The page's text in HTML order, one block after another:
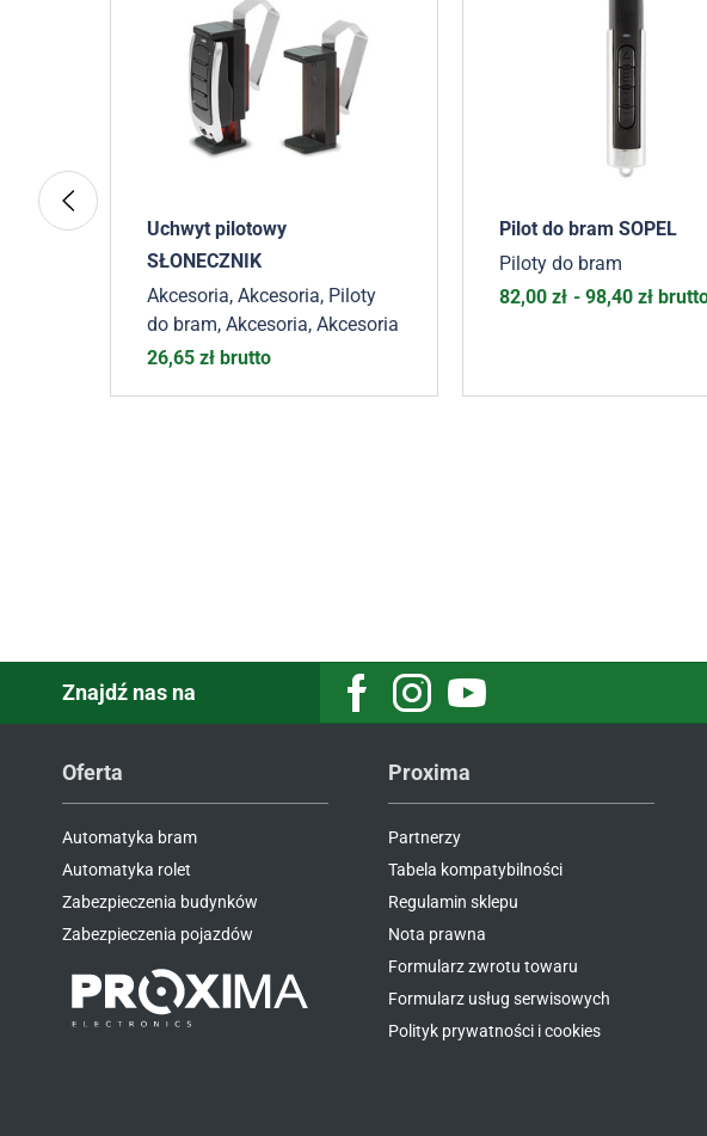
Uchwyt pilotowy
SŁONECZNIK
Akcesoria, Akcesoria, Piloty
do bram, Akcesoria, Akcesoria
26,65 zł brutto
Pilot do bram SOPEL
Piloty do bram
82,00 zł - 98,40 zł
Znajdź nas na
Oferta
Automatyka bram
Automatyka rolet
Zabezpieczenia budynków
Zabezpieczenia pojazdów
Proxima
Partnerzy
Tabela kompatybilności
Regulamin sklepu
Nota prawna
Formularz zwrotu towaru
Formularz usług serwisowych
Polityk prywatności i cookies